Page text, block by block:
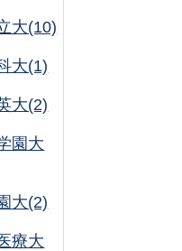
大(10)
大(1)
大(2)
園大
大(2)
療大